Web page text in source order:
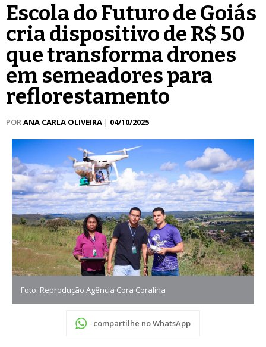
Escola do Futuro de Goiás
cria dispositivo de R$ 50
que transforma drones
em semeadores para
reflorestamento
PORANA CARLA OLIVEIRA | 04/10/2025
Foto: Reprodução Agência Cora Coralina
compartilhe no WhatsApp